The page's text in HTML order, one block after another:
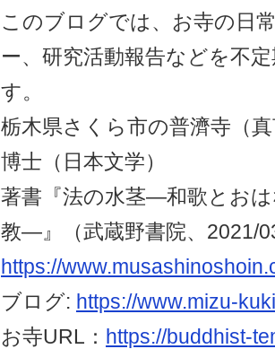
このブログでは、お寺の日
ー、研究活動報告などを不
す。
栃木県さくら市の普濟寺（
博士（日本文学）
著書『法の水茎―和歌とお
教―』（武蔵野書院、2021/
https://
ブログ: https://www.mizu-
お寺URL： https://buddhist-